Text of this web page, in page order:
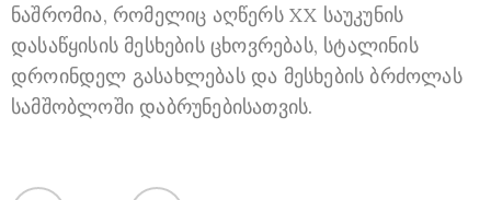
ნაშრომია, რომელიც აღწერს XX საუკუნის
დასაწყისის მესხების ცხოვრებას, სტალინის
დროინდელ გასახლებას და მესხების ბრძოლას
სამშობლოში დაბრუნებისათვის.